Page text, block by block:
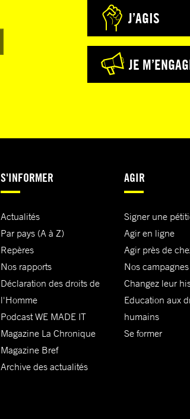
J’AGIS
JE
S'INFORMER
Actualités
Par pays (A à Z)
Repères
Nos rapports
Déclaration des droits de
l'Homme
Podcast WE MADE IT
Magazine La Chronique
Magazine Bref
Archive des actualités
AGIR
Signer une
Agir en ligne
Agir près de
Nos campagnes
Changez leur
Education aux
humains
Se former